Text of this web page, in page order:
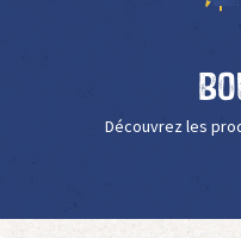
Découvrez les